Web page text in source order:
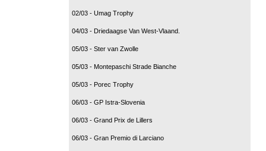
02/03 - Umag Trophy
04/03 - Driedaagse Van West-Vlaand.
05/03 - Ster van Zwolle
05/03 - Montepaschi Strade Bianche
05/03 - Porec Trophy
06/03 - GP Istra-Slovenia
06/03 - Grand Prix de Lillers
06/03 - Gran Premio di Larciano